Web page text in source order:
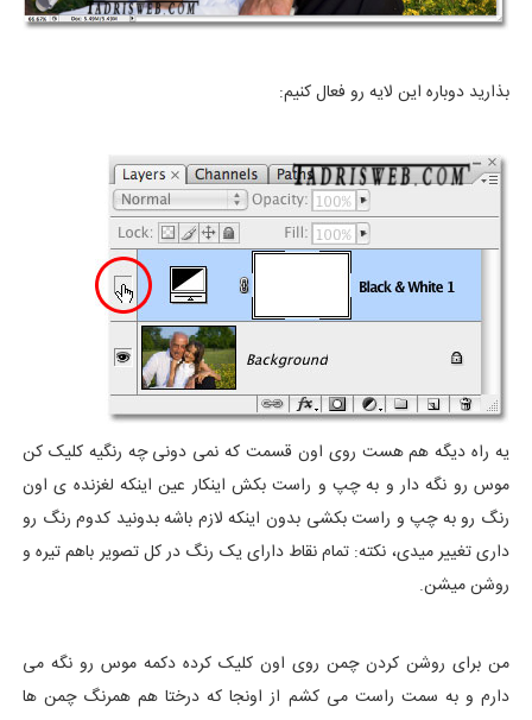
بذارید دوباره این لایه رو فعال کنیم:
یه راه دیگه هم هست روی اون قسمت که نمی دونی چه رنگیه کلیک کن
موس رو نگه دار و به چپ و راست بکش اینکار عین اینکه لغزنده ی اون
رنگ رو به چپ و راست بکشی بدون اینکه لازم باشه بدونید کدوم رنگ رو
داری تغییر میدی، نکته: تمام نقاط دارای یک رنگ در کل تصویر باهم تیره و
روشن میشن.
من برای روشن کردن چمن روی اون کلیک کرده دکمه موس رو نگه می
دارم و به سمت راست می کشم از اونجا که درختا هم همرنگ چمن ها